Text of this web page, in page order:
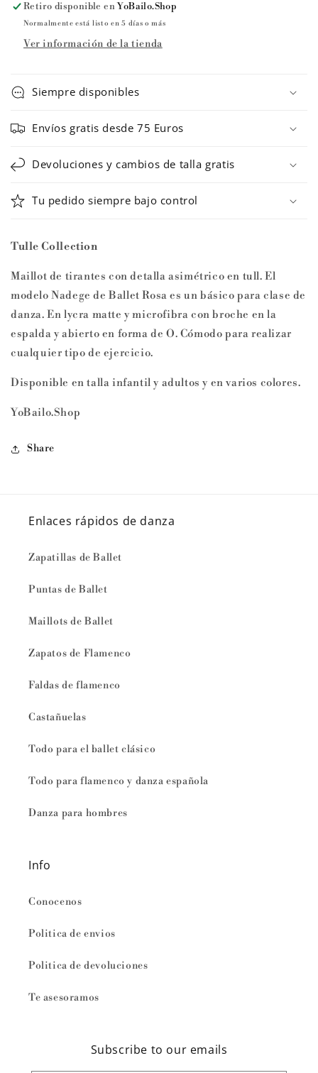
Maillot
de
ballet
Rosa
Maillot
de
ballet
Ballet
Rosa
Retiro disponible enYoBailo.Shop
Normalmente está listo en 5 días o más
Ver información de la tienda
Siempre disponibles
Envíos gratis desde 75 Euros
Devoluciones y cambios de talla gratis
Tu pedido siempre bajo control
Tulle Collection
Maillot de tirantes con detalla asimétrico en tull. El
modelo Nadege de Ballet Rosa es un básico para clase de
danza. En lycra matte y microfibra con broche en la
espalda y abierto en forma de O. Cómodo para realizar
cualquier tipo de ejercicio.
Disponible en talla infantil y adultos y en varios colores.
YoBailo.Shop
Share
Enlaces rápidos de danza
Zapatillas de Ballet
Puntas de Ballet
Maillots de Ballet
Zapatos de Flamenco
Faldas de flamenco
Castañuelas
Todo para el ballet clásico
Todo para flamenco y danza española
Danza para hombres
Info
Conocenos
Politica de envios
Politica de devoluciones
Te asesoramos
Subscribe to our emails